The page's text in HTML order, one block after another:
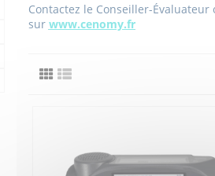
Contactez le Conseiller-
sur www.cenomy.fr